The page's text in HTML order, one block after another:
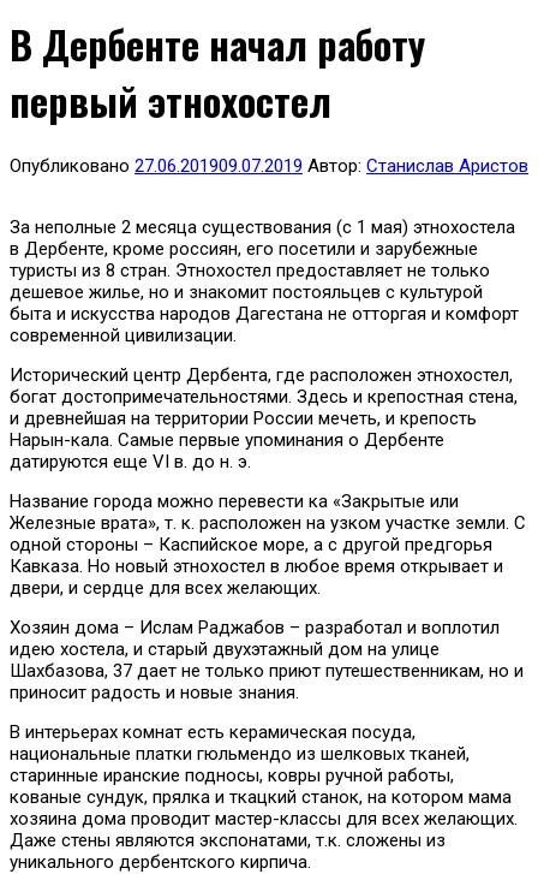
В Дербенте начал работу
первый этнохостел
Опубликовано 27.06.201909.07.2019 Автор: Станислав Аристов
За неполные 2 месяца существования (с 1 мая) этнохостела
в Дербенте, кроме россиян, его посетили и зарубежные
туристы из 8 стран. Этнохостел предоставляет не только
дешевое жилье, но и знакомит постояльцев с культурой
быта и искусства народов Дагестана не отторгая и комфорт
современной цивилизации.
Исторический центр Дербента, где расположен этнохостел,
богат достопримечательностями. Здесь и крепостная стена,
и древнейшая на территории России мечеть, и крепость
Нарын-кала. Самые первые упоминания о Дербенте
датируются еще VI в. до н. э.
Название города можно перевести ка «Закрытые или
Железные врата», т. к. расположен на узком участке земли. С
одной стороны – Каспийское море, а с другой предгорья
Кавказа. Но новый этнохостел в любое время открывает и
двери, и сердце для всех желающих.
Хозяин дома – Ислам Раджабов – разработал и воплотил
идею хостела, и старый двухэтажный дом на улице
Шахбазова, 37 дает не только приют путешественникам, но и
приносит радость и новые знания.
В интерьерах комнат есть керамическая посуда,
национальные платки гюльмендо из шелковых тканей,
старинные иранские подносы, ковры ручной работы,
кованые сундук, прялка и ткацкий станок, на котором мама
хозяина дома проводит мастер-классы для всех желающих.
Даже стены являются экспонатами, т.к. сложены из
уникального дербентского кирпича.